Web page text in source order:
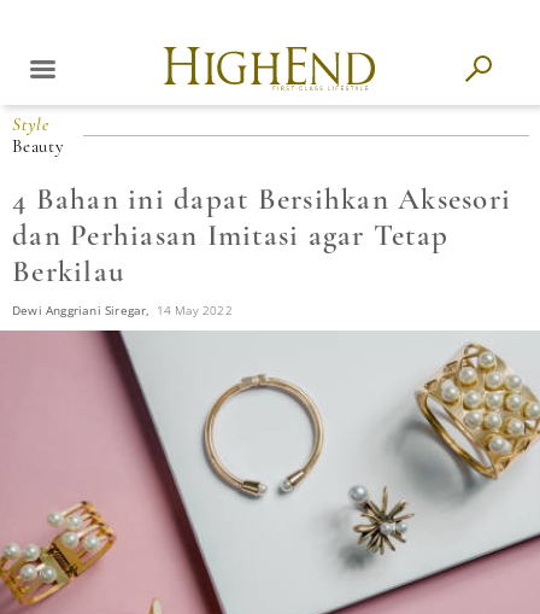
Style
Beauty
4 Bahan ini dapat Bersihkan Aksesori
dan Perhiasan Imitasi agar Tetap
Berkilau
Dewi Anggriani Siregar, 14 May 2022